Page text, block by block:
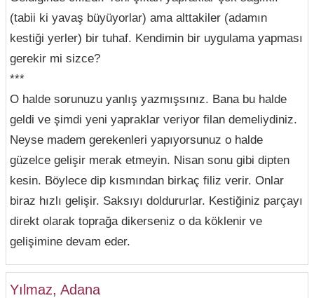
(tabii ki yavaş büyüyorlar) ama alttakiler (adamın
kestiği yerler) bir tuhaf. Kendimin bir uygulama yapması
gerekir mi sizce?
***
O halde sorunuzu yanlış yazmışsınız. Bana bu halde
geldi ve şimdi yeni yapraklar veriyor filan demeliydiniz.
Neyse madem gerekenleri yapıyorsunuz o halde
güzelce gelişir merak etmeyin. Nisan sonu gibi dipten
kesin. Böylece dip kısmından birkaç filiz verir. Onlar
biraz hızlı gelişir. Saksıyı doldururlar. Kestiğiniz parçayı
direkt olarak toprağa dikerseniz o da köklenir ve
gelişimine devam eder.
Yılmaz, Adana